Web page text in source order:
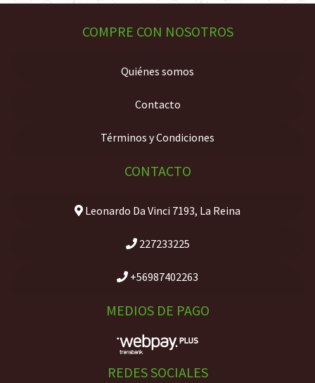
COMPRE CON NOSOTROS
Quiénes somos
Contacto
Términos y Condiciones
CONTACTO
Leonardo Da Vinci 7193, La Reina
227233225
+56987402263
MEDIOS DE PAGO
REDES SOCIALES